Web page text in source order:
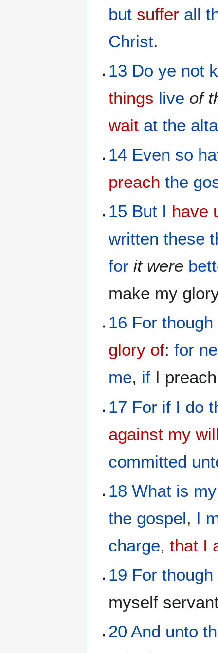
but suffer all
Christ.
13 Do ye not
things live of
wait at the
14 Even so
preach the
15 But I have
written these
for it were
make my
16 For though
glory of:for
me, if I
17 For if I do
against my
committed
18 What is my
the gospel, I
charge,that I
19 For though
myself
20 And unto